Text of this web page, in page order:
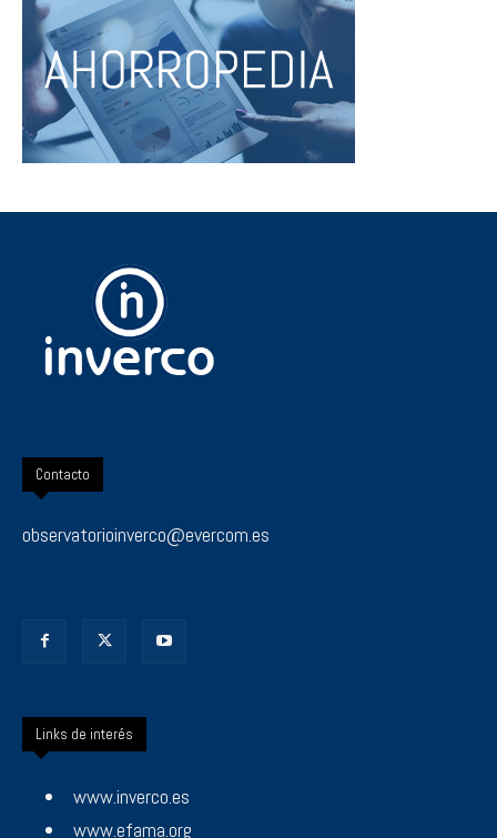
Contacto
observatorioinverco@evercom.es
Links de interés
www.inverco.es
www.efama.org